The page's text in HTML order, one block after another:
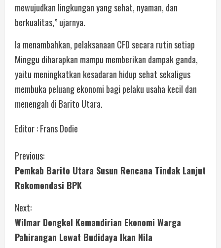
mewujudkan lingkungan yang sehat, nyaman, dan
berkualitas,” ujarnya.
Ia menambahkan, pelaksanaan CFD secara rutin setiap
Minggu diharapkan mampu memberikan dampak ganda,
yaitu meningkatkan kesadaran hidup sehat sekaligus
membuka peluang ekonomi bagi pelaku usaha kecil dan
menengah di Barito Utara.
Editor : Frans Dodie
Previous:
Pemkab Barito Utara Susun Rencana Tindak Lanjut
Rekomendasi BPK
Next:
Wilmar Dongkel Kemandirian Ekonomi Warga
Pahirangan Lewat Budidaya Ikan Nila